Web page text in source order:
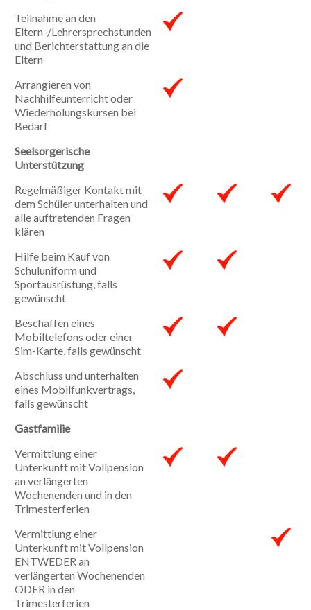
Teilnahme an den
Eltern-/Lehrersprechstunden
und Berichterstattung an die
Eltern
Arrangieren von
Nachhilfeunterricht oder
Wiederholungskursen bei
Bedarf
Seelsorgerische
Unterstützung
Regelmäßiger Kontakt mit
dem Schüler unterhalten und
alle auftretenden Fragen
klären
Hilfe beim Kauf von
Schuluniform und
Sportausrüstung, falls
gewünscht
Beschaffen eines
Mobiltelefons oder einer
Sim-Karte, falls gewünscht
Abschluss und unterhalten
eines Mobilfunkvertrags,
falls gewünscht
Gastfamilie
Vermittlung einer
Unterkunft mit Vollpension
an verlängerten
Wochenenden und in den
Trimesterferien
Vermittlung einer
Unterkunft mit Vollpension
ENTWEDER an
verlängerten Wochenenden
ODER in den
Trimesterferien